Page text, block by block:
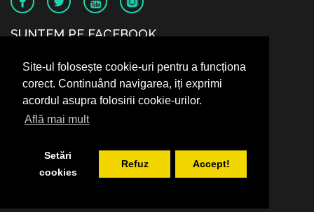
Site-ul folosește cookie-uri pentru a funcționa
corect. Continuând navigarea, iți exprimi
acordul asupra folosirii cookie-urilor.
Află mai mult
Setări
cookies
Refuz Accept!
SUNTEM PE FACEBOOK